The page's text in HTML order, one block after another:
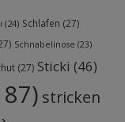
(24) Schlafen (27)
Schnabelinose (23)
(27) Sticki (46)
stricken